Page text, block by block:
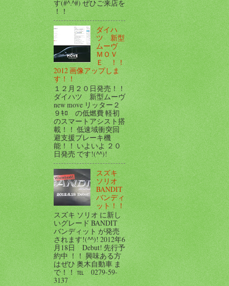
す(#^.^#) ぜひご来店を
！！
ダイハ
ツ 新型
ムーヴ
ＭＯＶ
Ｅ ！！
2012 画像アップしま
す！！
１２月２０日発売！！
ダイハツ 新型ムーヴ
new move リッター２
９ｷﾛ の低燃費 軽初
のスマートアシスト搭
載！！ 低速域衝突回
避支援ブレーキ機
能！！ いよいよ ２０
日発売 です!(^^)!
スズキ
ソリオ
BANDIT
バンディ
ット！！
スズキ ソリオ に新し
いグレード BANDIT
バンディット が発売
されます!(^^)! 2012年6
月18日 Debut! 先行予
約中 ！！ 興味ある方
はぜひ 奥木自動車 ま
で！！ ℡ 0279-59-
3137